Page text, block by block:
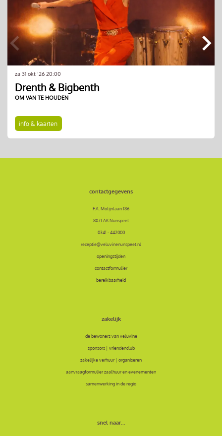
Drenth & Bigbenth
OM VAN TE HOUDEN
za 31 okt ’26 20:00
info & kaarten
contactgegevens
F.A. Molijnlaan 186
8071 AK Nunspeet
0341 - 442000
receptie@veluvinenunspeet.nl
openingstijden
contactformulier
bereikbaarheid
zakelijk
de bewoners van veluvine
sponsors | vriendenclub
zakelijke verhuur | organiseren
aanvraagformulier zaalhuur en evenementen
samenwerking in de regio
snel naar...